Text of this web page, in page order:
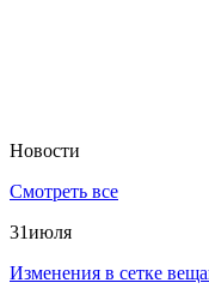
Новости
Смотреть все
31июля
Изменения в сетке